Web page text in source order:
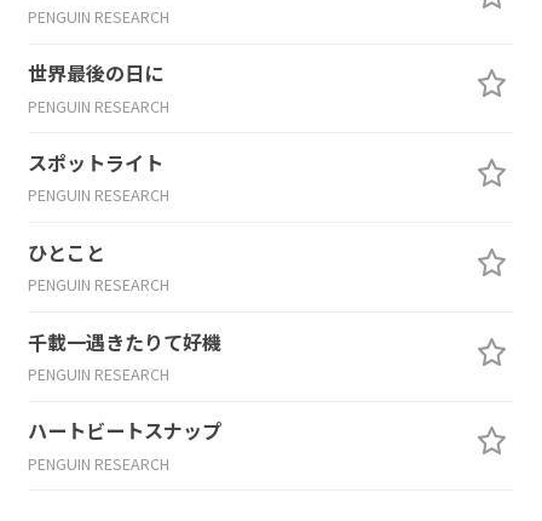
PENGUIN RESEARCH
世界最後の日に
PENGUIN RESEARCH
スポットライト
PENGUIN RESEARCH
ひとこと
PENGUIN RESEARCH
千載一遇きたりて好機
PENGUIN RESEARCH
ハートビートスナップ
PENGUIN RESEARCH